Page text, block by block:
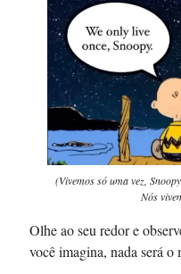
(Vivemos só uma vez,
Nós
Olhe ao seu redor e
você imagina, nada será o